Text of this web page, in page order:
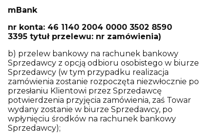
mBank
nr konta: 46 1140 2004 0000 3502 8590
3395 tytuł przelewu: nr zamówienia)
b) przelew bankowy na rachunek bankowy
Sprzedawcy z opcją odbioru osobistego w biurze
Sprzedawcy (w tym przypadku realizacja
zamówienia zostanie rozpoczęta niezwłocznie po
przesłaniu Klientowi przez Sprzedawcę
potwierdzenia przyjęcia zamówienia, zaś Towar
wydany zostanie w biurze Sprzedawcy, po
wpłynięciu środków na rachunek bankowy
Sprzedawcy);